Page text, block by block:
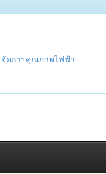
ดการคุณภาพไฟฟ้า